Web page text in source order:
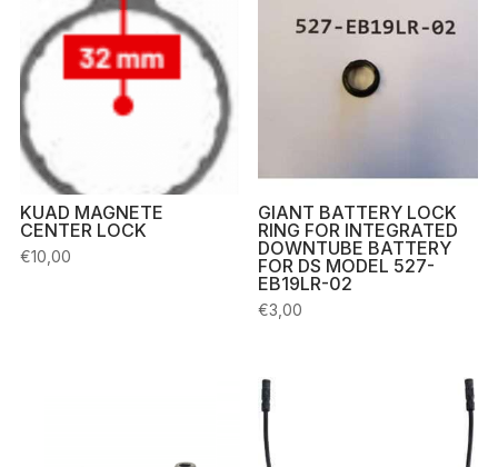
KUAD MAGNETE
CENTER LOCK
€10,00
GIANT BATTERY LOCK
RING FOR INTEGRATED
DOWNTUBE BATTERY
FOR DS MODEL 527-
EB19LR-02
€3,00